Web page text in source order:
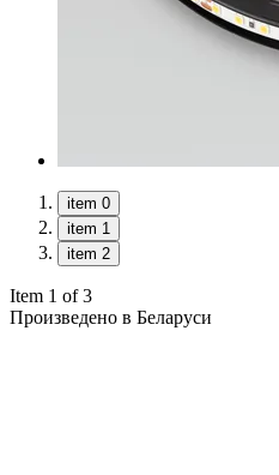
item 0
item 1
item 2
Item 1 of 3
Произведено в Беларуси